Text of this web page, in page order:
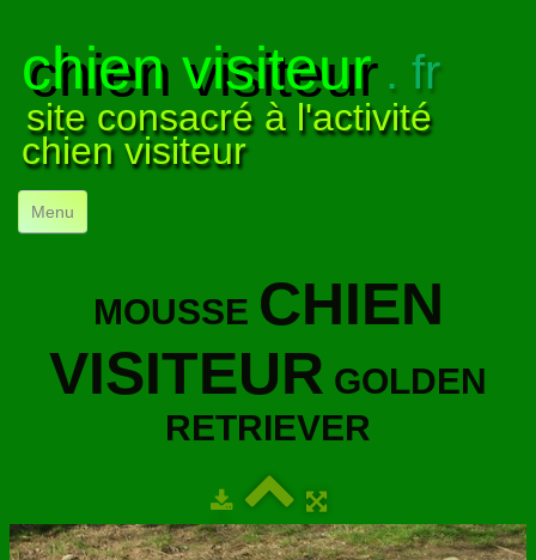
chien visiteur. fr
site consacré à l'activité
chien visiteur
Menu
NOS VISITES ▼
NOTRE ACTIVITÉ▼
MOUSSE CHIEN
VISITEUR GOLDEN
RETRIEVER